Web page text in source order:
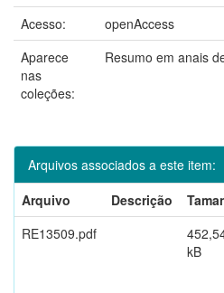
Acesso:
openAccess
Aparece
nas
coleções:
Resumo em anais
Arquivos associados a este item:
Arquivo
Descrição
RE13509.pdf
kB